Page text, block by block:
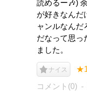
読めるー🎶)
が好きなんだ
ャンルなんだ
だなって思っ
ました。
ナイス
コメント(0)